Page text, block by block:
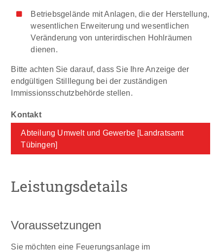
Betriebsgelände mit Anlagen, die der Herstellung,
wesentlichen Erweiterung und wesentlichen
Veränderung von unterirdischen Hohlräumen
dienen.
Bitte achten Sie darauf, dass Sie IhreAnzeige der
endgültigen Stilllegung bei der zuständigen
Immissionsschutzbehörde stellen.
Abteilung Umwelt und Gewerbe [Landratsamt
Tübingen]
Leistungsdetails
Voraussetzungen
Sie möchten eine Feuerungsanlage im